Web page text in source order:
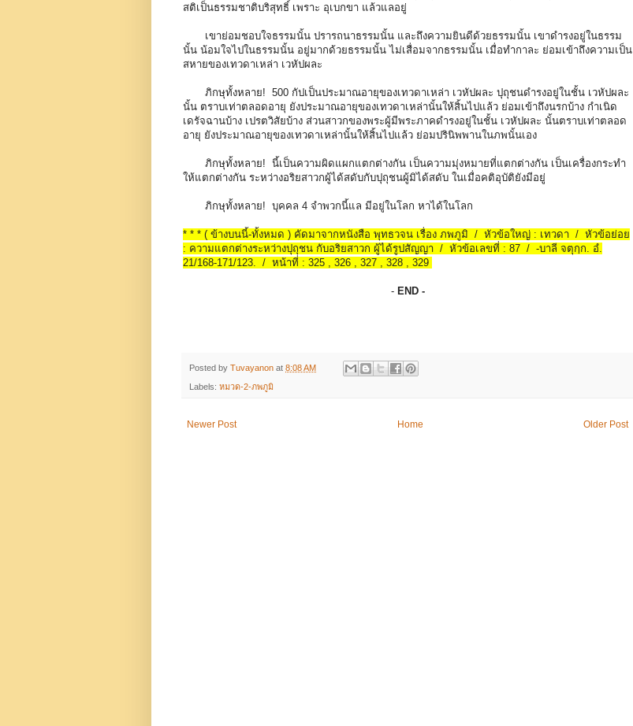
สติเป็นธรรมชาติบริสุทธิ์ เพราะ อุเบกขา แล้วแลอยู่
เขาย่อมชอบใจธรรมนั้น ปรารถนาธรรมนั้น และถึงความยินดีด้วยธรรมนั้น เขาดำรงอยู่ในธรรม
นั้น น้อมใจไปในธรรมนั้น อยู่มากด้วยธรรมนั้น ไม่เสื่อมจากธรรมนั้น เมื่อทำกาละ ย่อมเข้าถึงความเป็น
สหายของเทวดาเหล่า เวหัปผละ
ภิกษุทั้งหลาย! 500 กัปเป็นประมาณอายุของเทวดาเหล่า เวหัปผละ ปุถุชนดำรงอยู่ในชั้น เวหัปผละ
นั้น ตราบเท่าตลอดอายุ ยังประมาณอายุของเทวดาเหล่านั้นให้สิ้นไปแล้ว ย่อมเข้าถึงนรกบ้าง กำเนิด
เดรัจฉานบ้าง เปรตวิสัยบ้าง ส่วนสาวกของพระผู้มีพระภาคดำรงอยู่ในชั้น เวหัปผละ นั้นตราบเท่าตลอด
อายุ ยังประมาณอายุของเทวดาเหล่านั้นให้สิ้นไปแล้ว ย่อมปรินิพพานในภพนั้นเอง
ภิกษุทั้งหลาย! นี้เป็นความผิดแผกแตกต่างกัน เป็นความมุ่งหมายที่แตกต่างกัน เป็นเครื่องกระทำ
ให้แตกต่างกัน ระหว่างอริยสาวกผู้ได้สดับกับปุถุชนผู้มิได้สดับ ในเมื่อคติอุบัติยังมีอยู่
ภิกษุทั้งหลาย! บุคคล 4 จำพวกนี้แล มีอยู่ในโลก หาได้ในโลก
* * * ( ข้างบนนี้-ทั้งหมด ) คัดมาจากหนังสือ พุทธวจน เรื่อง ภพภูมิ / หัวข้อใหญ่ : เทวดา / หัวข้อย่อย
: ความแตกต่างระหว่างปุถุชน กับอริยสาวก ผู้ได้รูปสัญญา / หัวข้อเลขที่ : 87 / -บาลี จตุกฺก. อํ.
21/168-171/123. / หน้าที่ : 325 , 326 , 327 , 328 , 329
-END -
Posted by Tuvayanon at 8:08 AM
Labels: หมวด-2-ภพภูมิ
Newer Post Older Post
Home